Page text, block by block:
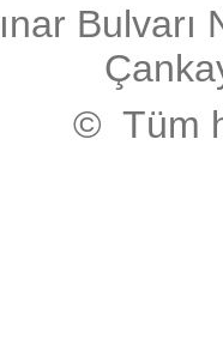
© Tüm